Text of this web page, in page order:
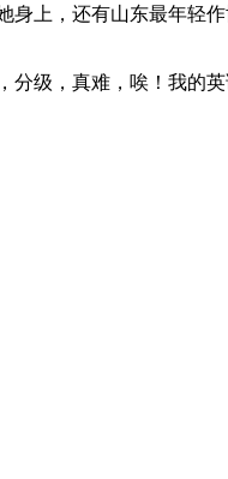
上，还有山东最年轻作
级，真难，唉！我的英